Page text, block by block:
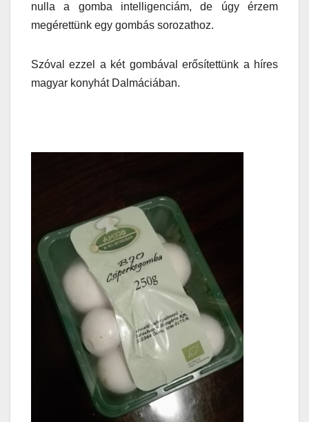
nulla a gomba intelligenciám, de úgy érzem
megérettünk egy gombás sorozathoz.
Szóval ezzel a két gombával erősítettünk a híres
magyar konyhát Dalmáciában.